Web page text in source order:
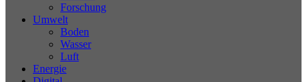
Forschung
Umwelt
Boden
Wasser
Luft
Energie